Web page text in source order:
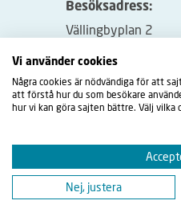
Besöksadress:
Vällingbyplan 2
Vi använder cookies
Några cookies är nödvändiga för att
att förstå hur du som besökare
hur vi kan göra sajten bättre. Välj vilka
Nej, justera